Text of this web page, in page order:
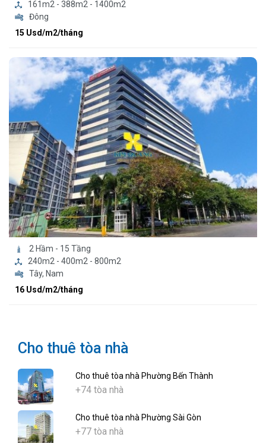
161m2 - 388m2 - 1400m2
Đông
15 Usd/m2/tháng
2 Hầm - 15 Tầng
240m2 - 400m2 - 800m2
Tây, Nam
16 Usd/m2/tháng
Cho thuê tòa nhà
Cho thuê tòa nhà Phường Bến Thành
+74 tòa nhà
Cho thuê tòa nhà Phường Sài Gòn
+77 tòa nhà